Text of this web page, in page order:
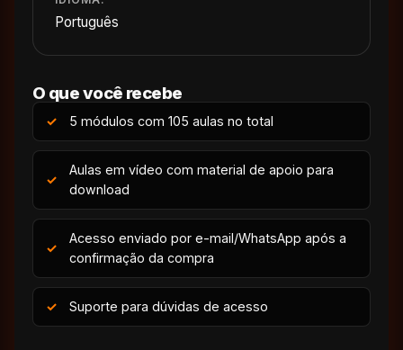
Português
O que você recebe
5 módulos com 105 aulas no total
Aulas em vídeo com material de apoio para
download
Acesso enviado por e-mail/WhatsApp após a
confirmação da compra
Suporte para dúvidas de acesso